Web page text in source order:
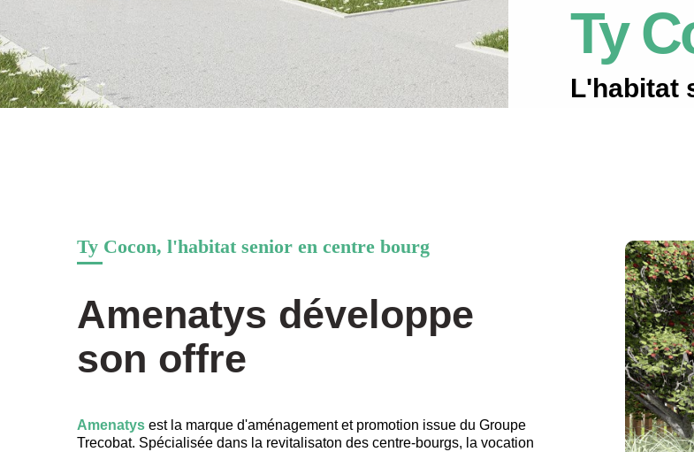
Ty
L'habitat
Ty Cocon, l'habitat senior en centre bourg
Amenatys développe
son offre
Amenatys est la marque d'aménagement et promotion issue du Groupe
Trecobat. Spécialisée dans la revitalisaton des centre-bourgs, la vocation